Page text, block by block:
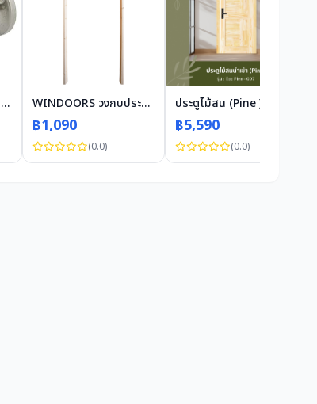
COLT กันชนประตู รุ่น 16 ขนาด 3นิ้ว สีสแตนเลส WINDOORS วงกบประตูไม้ ไม้เรดวูด COM.1 80x200ซม.
฿1,090
(0.0)
฿5,590
(0.0)